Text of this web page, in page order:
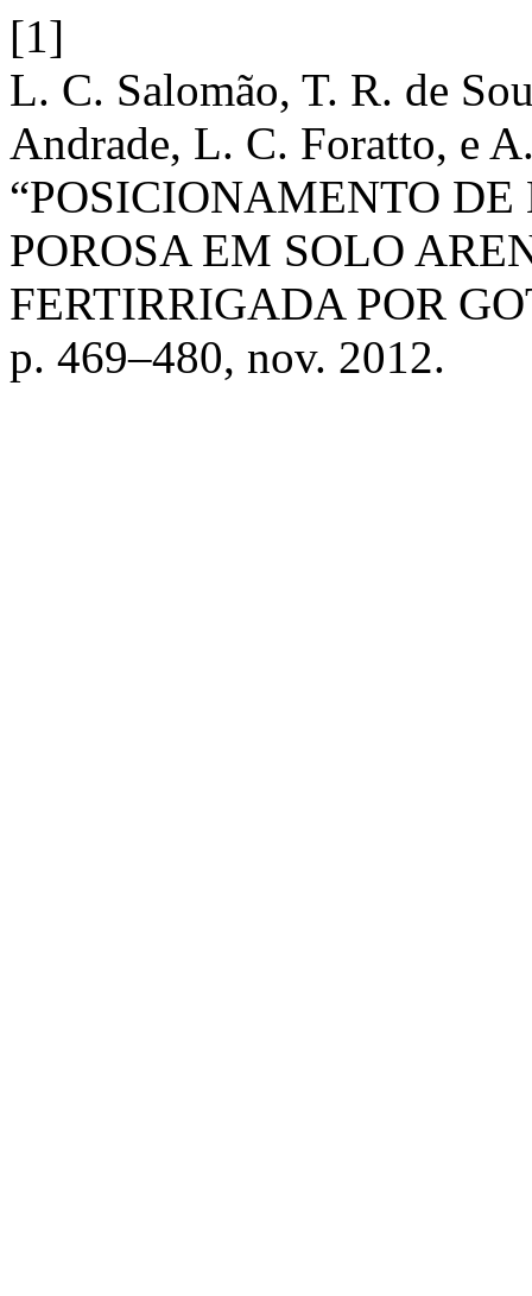
[1]
L. C. Salomão, T. R. de
Andrade, L. C. Foratto, e
“POSICIONAMENTO
POROSA EM SOLO
FERTIRRIGADA POR
p. 469–480, nov. 2012.